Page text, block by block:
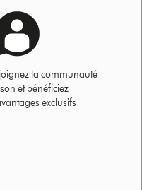
la communauté
et bénéficiez
exclusifs